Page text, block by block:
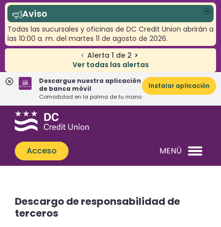
< Alerta 1 de 2 >
Ver todas las alertas
Aviso
Todas las sucursales y oficinas de DC Credit Union abrirán a
las 10:00 a. m. del martes 11 de agosto de 2026.
Descargue nuestra aplicación
de banca móvil
Comodidad en la palma de tu mano
Instalar aplicación
Saltar
Saltar
sesión
web
¿Qué
podemos
ayudarle
a
Acceso MENÚ
Descargo de responsabilidad de
terceros